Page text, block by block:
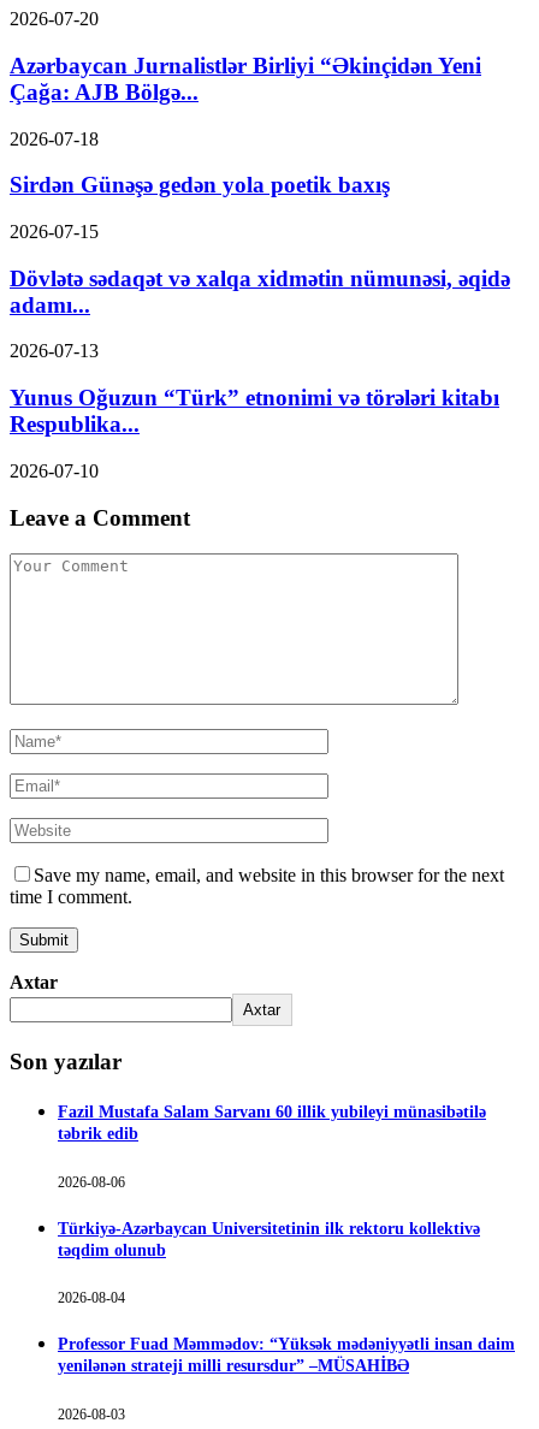
2026-07-20
Azərbaycan Jurnalistlər Birliyi “Əkinçidən Yeni
Çağa: AJB Bölgə...
2026-07-18
Sirdən Günəşə gedən yola poetik baxış
2026-07-15
Dövlətə sədaqət və xalqa xidmətin nümunəsi, əqidə
adamı...
2026-07-13
Yunus Oğuzun “Türk” etnonimi və törələri kitabı
Respublika...
2026-07-10
Leave a Comment
Save my name, email, and website in this browser for the next
time I comment.
Axtar
Axtar
Son yazılar
Fazil Mustafa Salam Sarvanı 60 illik yubileyi münasibətilə
təbrik edib
2026-08-06
Türkiyə-Azərbaycan Universitetinin ilk rektoru kollektivə
təqdim olunub
2026-08-04
Professor Fuad Məmmədov: “Yüksək mədəniyyətli insan daim
yenilənən strateji milli resursdur” –MÜSAHİBƏ
2026-08-03